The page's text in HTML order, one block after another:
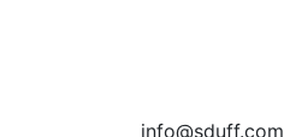
info@sduff.com